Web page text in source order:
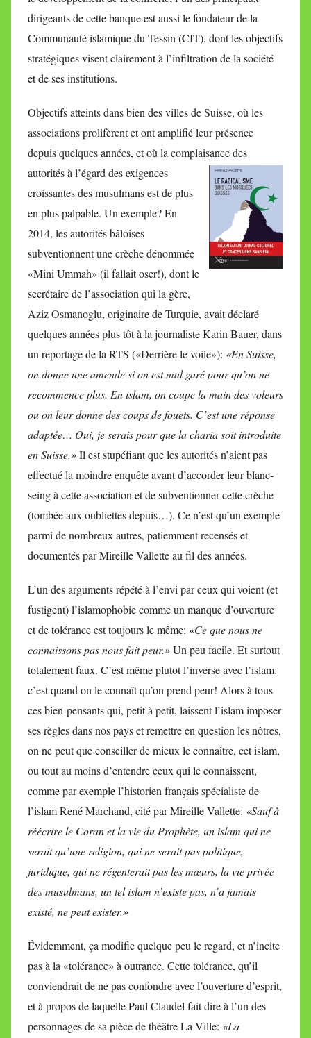
dirigeants de cette banque est aussi le fondateur de la
Communauté islamique du Tessin (CIT), dont les objectifs
stratégiques visent clairement à l’infiltration de la société
et de ses institutions.
Objectifs atteints dans bien des villes de Suisse, où les
associations prolifèrent et ont amplifié leur présence
depuis quelques années, et où la complaisance des
autorités à l’égard des exigences
croissantes des musulmans est de plus
en plus palpable. Un exemple? En
2014, les autorités bâloises
subventionnent une crèche dénommée
«Mini Ummah» (il fallait oser!), dont le
secrétaire de l’association qui la gère,
Aziz Osmanoglu, originaire de Turquie, avait déclaré
quelques années plus tôt à la journaliste Karin Bauer, dans
un reportage de la RTS («Derrière le voile»): «En Suisse,
on donne une amende si on est mal garé pour qu’on ne
recommence plus. En islam, on coupe la main des voleurs
ou on leur donne des coups de fouets. C’est une réponse
adaptée… Oui, je serais pour que la charia soit introduite
en Suisse.»Il est stupéfiant que les autorités n’aient pas
effectué la moindre enquête avant d’accorder leur blanc-
seing à cette association et de subventionner cette crèche
(tombée aux oubliettes depuis…). Ce n’est qu’un exemple
parmi de nombreux autres, patiemment recensés et
documentés par Mireille Vallette au fil des années.
L’un des arguments répété à l’envi par ceux qui voient (et
fustigent) l’islamophobie comme un manque d’ouverture
et de tolérance est toujours le même: «Ce que nous ne
connaissons pas nous fait peur.»Un peu facile. Et surtout
totalement faux. C’est même plutôt l’inverse avec l’islam:
c’est quand on le connaît qu’on prend peur! Alors à tous
ces bien-pensants qui, petit à petit, laissent l’islam imposer
ses règles dans nos pays et remettre en question les nôtres,
on ne peut que conseiller de mieux le connaître, cet islam,
ou tout au moins d’entendre ceux qui le connaissent,
comme par exemple l’historien français spécialiste de
l’islam René Marchand, cité par Mireille Vallette: «Sauf à
réécrire le Coran et la vie du Prophète, un islam qui ne
serait qu’une religion, qui ne serait pas politique,
juridique, qui ne régenterait pas les mœurs, la vie privée
des musulmans, un tel islam n’existe pas, n’a jamais
existé, ne peut exister.»
Évidemment, ça modifie quelque peu le regard, et n’incite
pas à la «tolérance» à outrance. Cette tolérance, qu’il
conviendrait de ne pas confondre avec l’ouverture d’esprit,
et à propos de laquelle Paul Claudel fait dire à l’un des
personnages de sa pièce de théâtre La Ville: «La